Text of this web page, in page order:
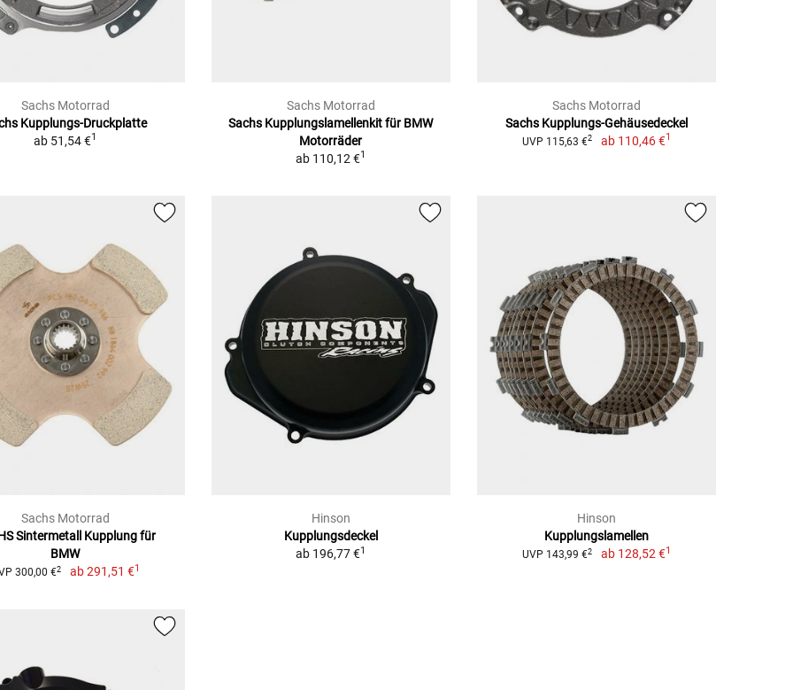
Sachs Motorrad
Kupplungs-Druckplatte
ab 51,54 €1
Sachs Motorrad
Sachs Kupplungslamellenkit für BMW
Motorräder
ab 110,12 €1
Sachs Motorrad
Sachs Kupplungs-Gehäusedeckel
UVP 115,63 €2 ab 110,46 €1
Sachs Motorrad
Sintermetall Kupplung für
BMW
300,00 €2 ab291,51 €1
Hinson
Kupplungsdeckel
ab 196,77 €1
Hinson
Kupplungslamellen
UVP 143,99 €2 ab 128,52 €1